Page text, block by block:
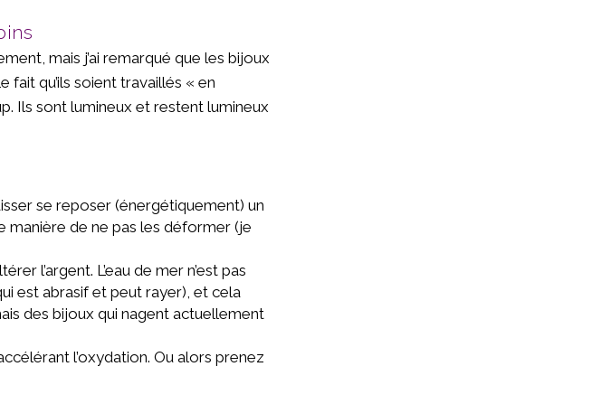
mais j’ai remarqué que les bijoux
fait qu’ils soient travaillés « en
Ils sont lumineux et restent lumineux
se reposer (énergétiquement) un
manière de ne pas les déformer (je
l’argent. L’eau de mer n’est pas
est abrasif et peut rayer), et cela
des bijoux qui nagent actuellement
l’oxydation. Ou alors prenez